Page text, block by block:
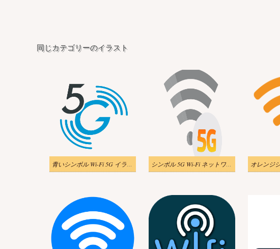
同じカテゴリーのイラスト
青いシンボル Wi-Fi 5G イラスト シンボル 5G Wi-Fi ネットワーク イラスト画像